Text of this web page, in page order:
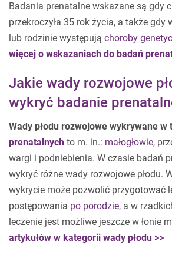
Badania prenatalne wskazane są gdy
przekroczyła 35 rok życia, a także gdy
lub rodzinie występują choroby
więcej o wskazaniach do badań
Jakie wady rozwojowe
wykryć badanie
Wady płodu rozwojowe wykrywane w
prenatalnych to m. in.: małogłowie,
wargi i podniebienia. W czasie badań
wykryć różne wady rozwojowe płodu.
wykrycie może pozwolić przygotować
postępowania po porodzie, a w
leczenie jest możliwe jeszcze w łonie
artykułów w kategorii wady płodu >>